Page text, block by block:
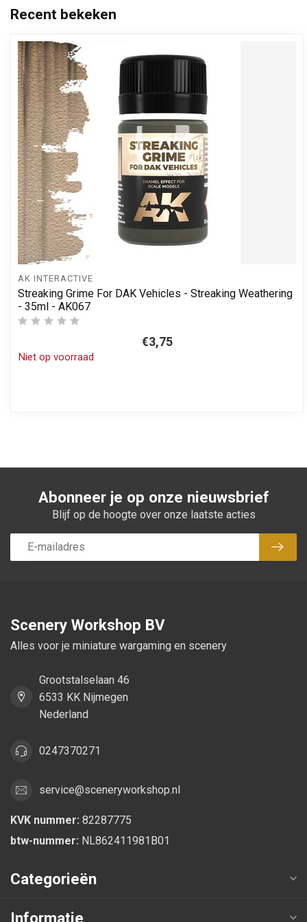
Recent bekeken
AK INTERACTIVE
Streaking Grime For DAK Vehicles - Streaking Weathering
- 35ml - AK067
€3,75
Niet op voorraad
Abonneer je op onze nieuwsbrief
Blijf op de hoogte over onze laatste acties
Scenery Workshop BV
Alles voor je miniature wargaming en scenery
Grootstalselaan 46
6533 KK Nijmegen
Nederland
0247370271
service@sceneryworkshop.nl
KVK nummer: 82287775
btw-nummer: NL862411981B01
Categorieën
Informatie